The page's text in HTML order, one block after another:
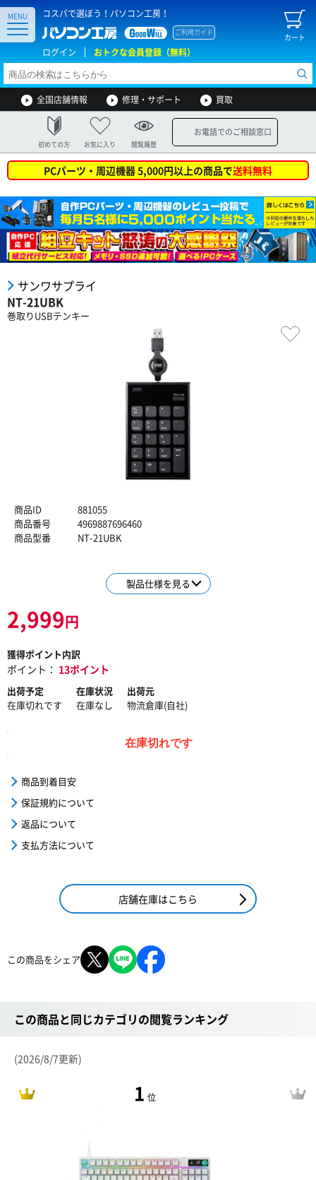
コスパで選ぼう！パソコン工房！
カート
ご利用ガイド
ログイン おトクな会員登録（無料）
MENU
全国店舗情報 修理・サポート 買取
初めての方 お気に入り 閲覧履歴
お電話でのご相談窓口
PCパーツ・周辺機器 5,000円以上の商品で送料無料
サンワサプライ
NT-21UBK
巻取りUSBテンキー
商品ID
881055
商品番号
4969887696460
商品型番
NT-21UBK
製品仕様を見る
2,999円
獲得ポイント内訳
ポイント： 13ポイント
出荷予定
在庫切れです
在庫状況
在庫なし
出荷元
物流倉庫(自社)
在庫切れです
商品到着目安
保証規約について
返品について
支払方法について
店舗在庫はこちら
この商品をシェア
この商品と同じカテゴリの閲覧ランキング
(2026/8/7更新)
1 位